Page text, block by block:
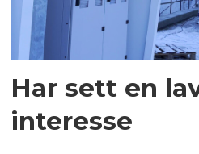
Har sett en
interesse